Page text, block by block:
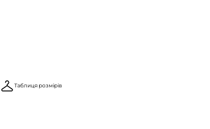
Таблиця розмірів